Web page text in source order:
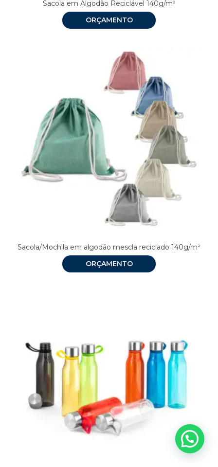
Sacola em Algodão Reciclável 140g/m²
ORÇAMENTO
Sacola/Mochila em algodão mescla reciclado 140g/m²
ORÇAMENTO